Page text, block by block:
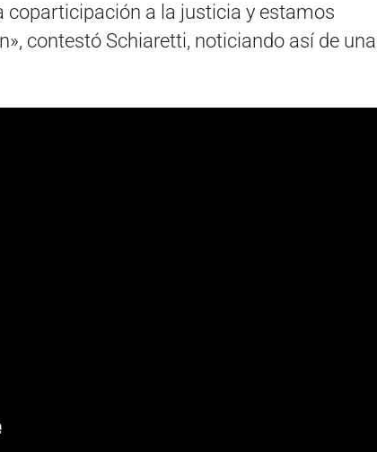
coparticipación a la justicia y estamos
contestó Schiaretti, noticiando así de una